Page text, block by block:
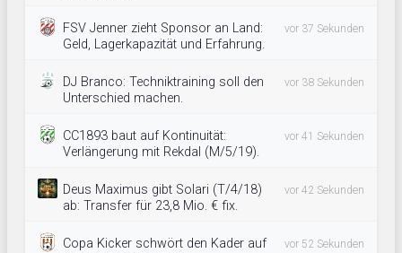
FSV Jenner zieht Sponsor an Land:
Geld, Lagerkapazität und Erfahrung.
vor 37 Sekunden
DJ Branco: Techniktraining soll den
Unterschied machen.
vor 38 Sekunden
CC1893 baut auf Kontinuität:
Verlängerung mit Rekdal (M/5/19).
vor 41 Sekunden
Deus Maximus gibt Solari (T/4/18)
ab: Transfer für 23,8 Mio. € fix.
vor 42 Sekunden
Copa Kicker schwört den Kader auf
vor 52 Sekunden